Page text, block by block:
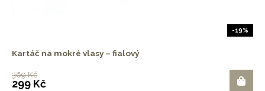
-19%
Kartáč na mokré vlasy – fialový
369 Kč
299 Kč